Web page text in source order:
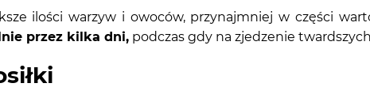
ilości warzyw i owoców, przynajmniej w części
przez kilka dni, podczas gdy na zjedzenie